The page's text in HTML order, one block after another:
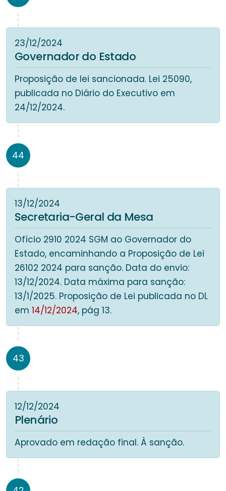
23/12/2024
Governador do Estado
Proposição de lei sancionada. Lei 25090,
publicada no Diário do Executivo em
24/12/2024.
44
13/12/2024
Secretaria-Geral da Mesa
Ofício 2910 2024 SGM ao Governador do
Estado, encaminhando a Proposição de Lei
26102 2024 para sanção. Data do envio:
13/12/2024. Data máxima para sanção:
13/1/2025. Proposição de Lei publicada no DL
em 14/12/2024, pág 13.
43
12/12/2024
Plenário
Aprovado em redação final. À sanção.